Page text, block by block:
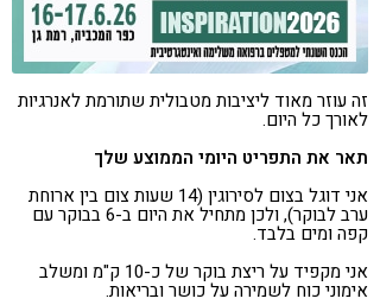
זה עוזר מאוד ליציבות מטבולית שתורמת לאנרגיות
לאורך כל היום.
תאר את התפריט היומי הממוצע שלך
אני דוגל בצום לסירוגין (14 שעות צום בין ארוחת
ערב לבוקר), ולכן מתחיל את היום ב-6 בבוקר עם
קפה ומים בלבד.
אני מקפיד על ריצת בוקר של כ-10 ק"מ ומשלב
אימוני כוח לשמירה על כושר ובריאות.